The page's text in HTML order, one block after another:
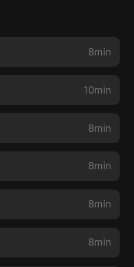
8min
10min
8min
8min
8min
8min